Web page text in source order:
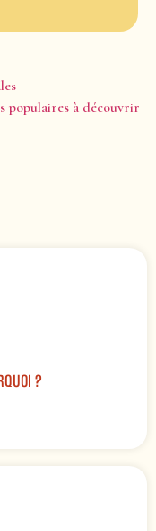
populaires à découvrir
?